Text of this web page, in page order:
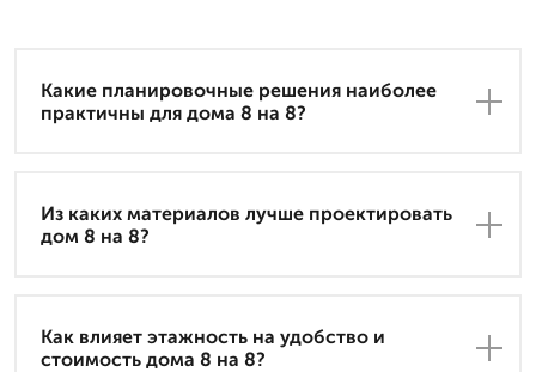
Какие планировочные решения наиболее
практичны для дома 8 на 8?
Из каких материалов лучше проектировать
дом 8 на 8?
Как влияет этажность на удобство и
стоимость дома 8 на 8?